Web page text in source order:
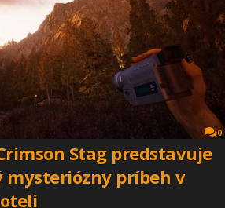
0
Stag predstavuje
príbeh v